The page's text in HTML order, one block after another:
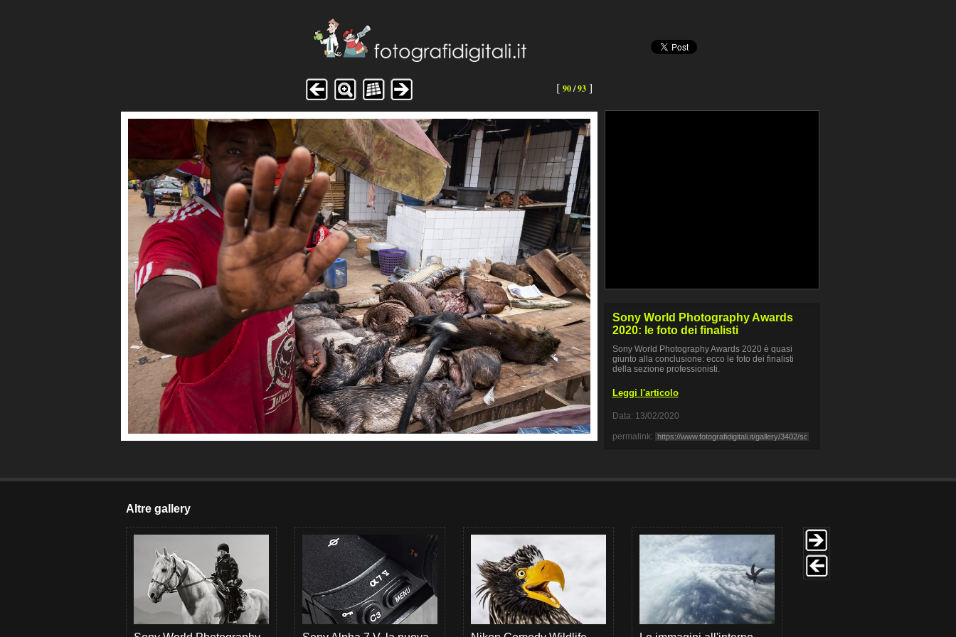
[ 90/93]
Sony World Photography Awards
2020: le foto dei finalisti
Sony World Photography Awards 2020 è quasi
giunto alla conclusione: ecco le foto dei finalisti
della sezione professionisti.
Leggi l'articolo
Data: 13/02/2020
permalink:
Altre gallery